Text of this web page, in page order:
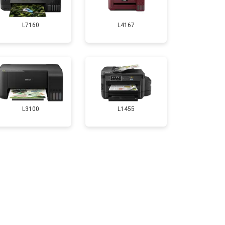
2500 ₽ Заказать
3500 ₽ Заказать
L7160 L4167
L3100 L1455